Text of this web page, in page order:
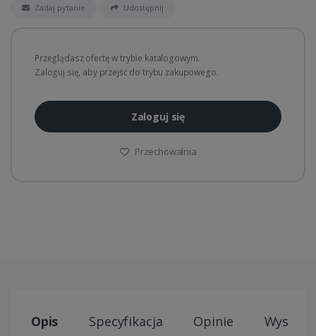
Zadaj pytanie Udostępnij
Przeglądasz ofertę w trybie katalogowym.
Zaloguj się, aby przejść do trybu zakupowego.
Zaloguj się
Przechowalnia
Opis Specyfikacja Opinie Wysyłki